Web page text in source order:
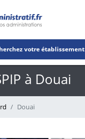
votre établissement
à Douai
Douai